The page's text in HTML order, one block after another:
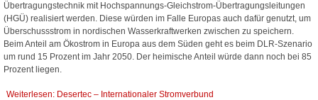
Übertragungstechnik mit Hochspannungs-Gleichstrom-Übertragungsleitungen
(HGÜ) realisiert werden. Diese würden im Falle Europas auch dafür genutzt, um
Überschussstrom in nordischen Wasserkraftwerken zwischen zu speichern.
Beim Anteil am Ökostrom in Europa aus dem Süden geht es beim DLR-Szenario
um rund 15 Prozent im Jahr 2050. Der heimische Anteil würde dann noch bei 85
Prozent liegen.
Weiterlesen: Desertec – Internationaler Stromverbund